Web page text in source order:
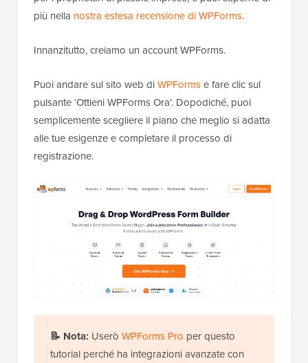
più nella nostra estesa recensione di WPForms.
Innanzitutto, creiamo un account WPForms.
Puoi andare sul sito web diWPFormse fare clic sul
pulsante ‘Ottieni WPForms Ora’. Dopodiché, puoi
semplicemente scegliere il piano che meglio si adatta
alle tue esigenze e completare il processo di
registrazione.
📝 Nota: Userò WPForms Pro per questo
tutorial perché ha integrazioni avanzate con